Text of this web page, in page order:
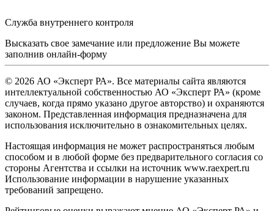
Служба внутреннего контроля
Высказать свое замечание или предложение Вы можете
заполнив онлайн-форму
© 2026 АО «Эксперт РА». Все материалы сайта являются
интеллектуальной собственностью АО «Эксперт РА» (кроме
случаев, когда прямо указано другое авторство) и охраняются
законом. Представленная информация предназначена для
использования исключительно в ознакомительных целях.
Настоящая информация не может распространяться любым
способом и в любой форме без предварительного согласия со
стороны Агентства и ссылки на источник www.raexpert.ru
Использование информации в нарушение указанных
требований запрещено.